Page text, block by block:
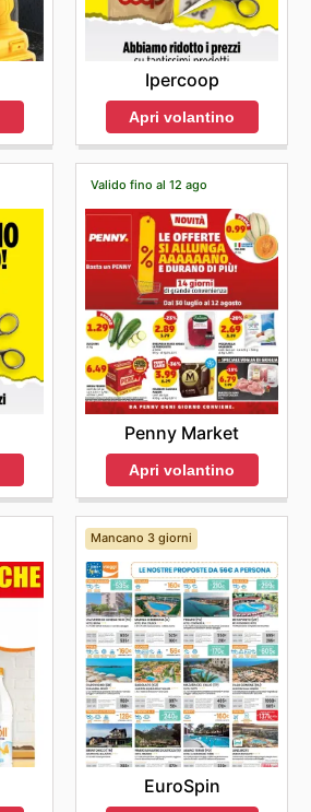
Ipercoop
Apri volantino
Valido fino al 12 ago
Penny Market
Apri volantino
Mancano 3 giorni
EuroSpin